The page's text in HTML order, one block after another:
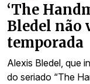
‘The
Bledel não
temporada
Alexis Bledel, que
do seriado “The